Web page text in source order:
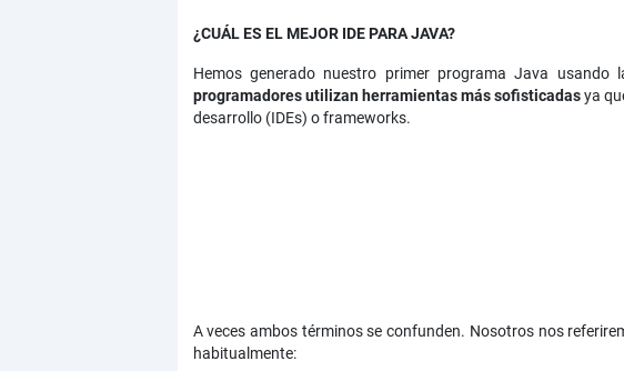
¿CUÁL ES EL MEJOR IDE PARA JAVA?
Hemos generado nuestro primer programa Java
programadores utilizan herramientas más sofisticadasya
desarrollo (IDEs) o frameworks.
A veces ambos términos se confunden. Nosotros nos
habitualmente: